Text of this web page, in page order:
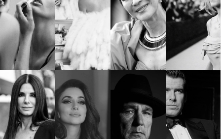
Красота
Цветно
Гурме
Пътувай
Wellness
поверителност
ModerenDom
СЛЕДВАЙТЕ НИ
Facebook Instagram
Pinterest
YouTube
Spotify Soundcloud